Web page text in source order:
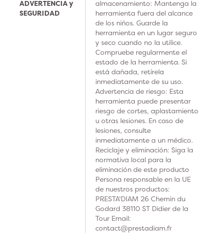
ADVERTENCIA y
SEGURIDAD
almacenamiento: Mantenga la
herramienta fuera del alcance
de los niños. Guarde la
herramienta en un lugar seguro
y seco cuando no la utilice.
Compruebe regularmente el
estado de la herramienta. Si
está dañada, retírela
inmediatamente de su uso.
Advertencia de riesgo: Esta
herramienta puede presentar
riesgo de cortes, aplastamiento
u otras lesiones. En caso de
lesiones, consulte
inmediatamente a un médico.
Reciclaje y eliminación: Siga la
normativa local para la
eliminación de este producto
Persona responsable en la UE
de nuestros productos:
PRESTA'DIAM 26 Chemin du
Godard 38110 ST Didier de la
Tour Email:
contact@prestadiam.fr